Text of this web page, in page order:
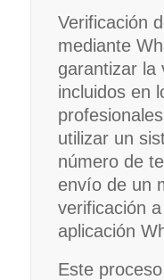
Verificación
mediante
garantizar la
incluidos en
utilizar un
número de
envío de un
verificación
aplicación
Este